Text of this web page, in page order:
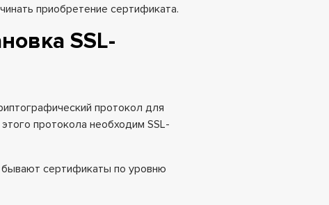
приобретение сертификата.
SSL-
протокол для
протокола необходим SSL-
сертификаты по уровню